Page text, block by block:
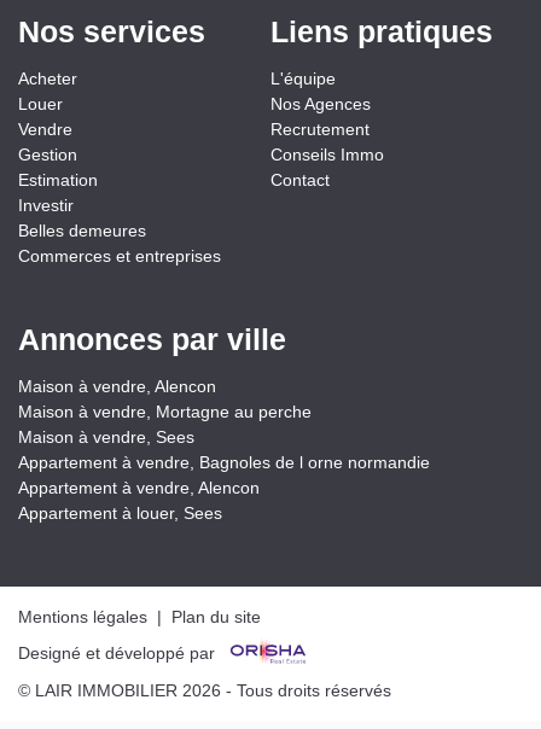
Nos services
Acheter
Louer
Vendre
Gestion
Estimation
Investir
Belles demeures
Commerces et entreprises
Liens pratiques
L'équipe
Nos Agences
Recrutement
Conseils Immo
Contact
Annonces par ville
Maison à vendre, Alencon
Maison à vendre, Mortagne au perche
Maison à vendre, Sees
Appartement à vendre, Bagnoles de l orne normandie
Appartement à vendre, Alencon
Appartement à louer, Sees
Mentions légales | Plan du site
Designé et développé par
© LAIR IMMOBILIER 2026 - Tous droits réservés